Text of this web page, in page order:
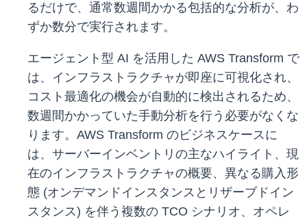
るだけで、通常数週間かかる包括的な分析が、わ
ずか数分で実行されます。
エージェント型 AI を活用した AWS Transform で
は、インフラストラクチャが即座に可視化され、
コスト最適化の機会が自動的に検出されるため、
数週間かかっていた手動分析を行う必要がなくな
ります。AWS Transform のビジネスケースに
は、サーバーインベントリの主なハイライト、現
在のインフラストラクチャの概要、異なる購入形
態 (オンデマンドインスタンスとリザーブドイン
スタンス) を伴う複数の TCO シナリオ、オペレ